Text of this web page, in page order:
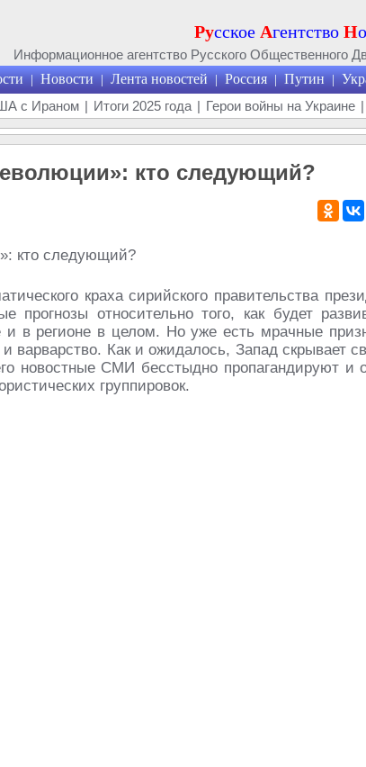
Русское Агентство Н
Информационное агентство Русского Общественного
| Новости | Лента новостей | Россия | Путин |
с Ираном | Итоги 2025 года | Герои войны на Украине |
кто следующий?
краха сирийского правительства
относительно того, как будет
и в регионе в целом. Но уже есть мрачные
варварство. Как и ожидалось, Запад скрывает
новостные СМИ бесстыдно пропагандируют и
группировок.